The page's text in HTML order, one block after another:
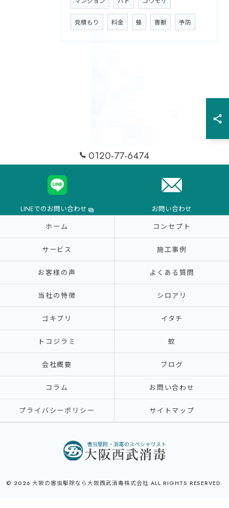
見積もり 料金 蜂 害獣 予防
0120-77-6474
LINEでのお問い合わせ お問い合わせ
ホーム コンセプト
サービス 施工事例
お客様の声 よくある質問
当社の特徴 シロアリ
ゴキブリ イタチ
トコジラミ 蚊
会社概要 ブログ
コラム お問い合わせ
プライバシーポリシー サイトマップ
© 2026 大阪の害虫駆除なら大阪西武消毒株式会社 ALL RIGHTS RESERVED.